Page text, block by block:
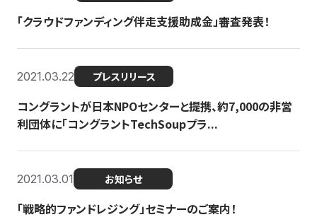
「クラウドファンディング伴走支援助成金」審査発表！
2021.03.22 プレスリリース
コングラントが日本NPOセンターと提携、約7,000の非営
利団体に「コングラントTechSoupプラ...
2021.03.01 お知らせ
「戦略的ファンドレジング」セミナーのご案内！